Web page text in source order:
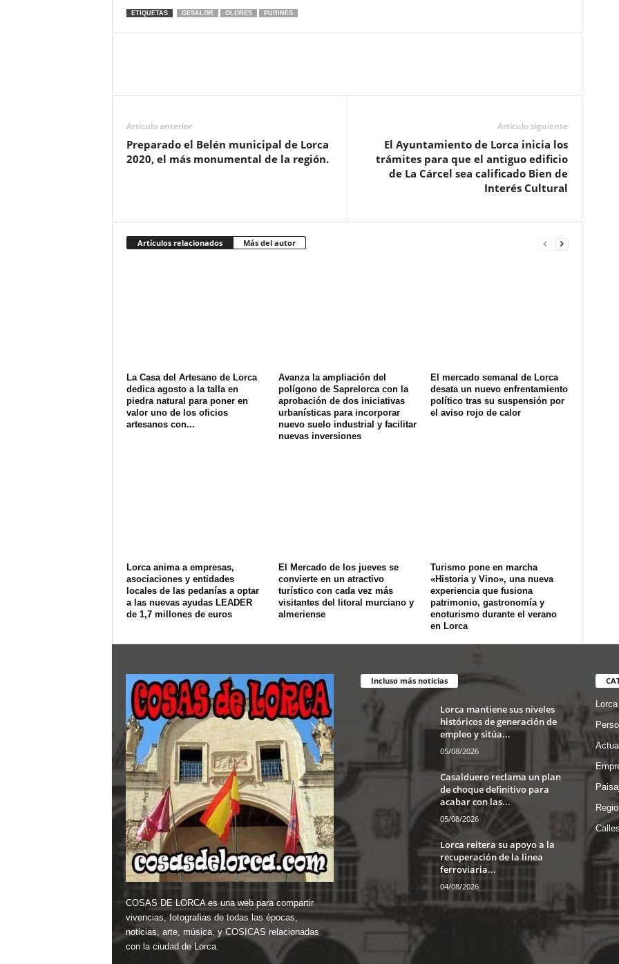
ETIQUETAS GESALOR OLORES PURINES
Artículo anterior
Preparado el Belén municipal de Lorca
2020, el más monumental de la región.
Artículo siguiente
El Ayuntamiento de Lorca inicia los
trámites para que el antiguo edificio
de La Cárcel sea calificado Bien de
Interés Cultural
Artículos relacionados Más del autor
La Casa del Artesano de Lorca
dedica agosto a la talla en
piedra natural para poner en
valor uno de los oficios
artesanos con...
Avanza la ampliación del
polígono de Saprelorca con la
aprobación de dos iniciativas
urbanísticas para incorporar
nuevo suelo industrial y facilitar
nuevas inversiones
El mercado semanal de Lorca
desata un nuevo enfrentamiento
político tras su suspensión por
el aviso rojo de calor
Lorca anima a empresas,
asociaciones y entidades
locales de las pedanías a optar
a las nuevas ayudas LEADER
de 1,7 millones de euros
El Mercado de los jueves se
convierte en un atractivo
turístico con cada vez más
visitantes del litoral murciano y
almeriense
Turismo pone en marcha
«Historia y Vino», una nueva
experiencia que fusiona
patrimonio, gastronomía y
enoturismo durante el verano
en Lorca
COSAS DE LORCA es una web para compartir
vivencias, fotografias de todas las épocas,
noticias, arte, música, y COSICAS relacionadas
con la ciudad de Lorca.
Incluso más noticias
Lorca mantiene sus niveles
históricos de generación de
empleo y sitúa...
05/08/2026
Casalduero reclama un plan
de choque definitivo para
acabar con las...
05/08/2026
Lorca reitera su apoyo a la
recuperación de la línea
ferroviaria...
04/08/2026
Lorca